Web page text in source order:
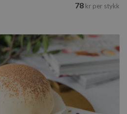
78 kr per stykk